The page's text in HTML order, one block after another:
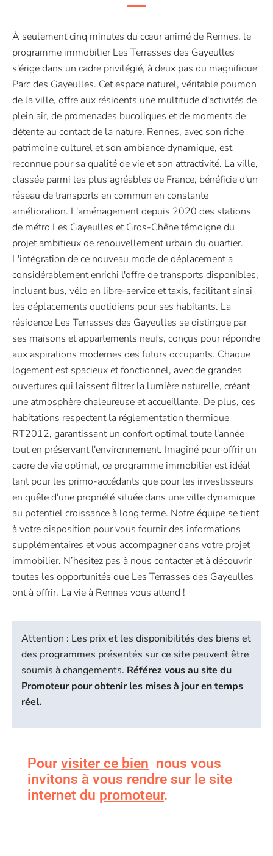
À seulement cinq minutes du cœur animé de Rennes, le
programme immobilier Les Terrasses des Gayeulles
s'érige dans un cadre privilégié, à deux pas du magnifique
Parc des Gayeulles. Cet espace naturel, véritable poumon
de la ville, offre aux résidents une multitude d'activités de
plein air, de promenades bucoliques et de moments de
détente au contact de la nature. Rennes, avec son riche
patrimoine culturel et son ambiance dynamique, est
reconnue pour sa qualité de vie et son attractivité. La ville,
classée parmi les plus agréables de France, bénéficie d'un
réseau de transports en commun en constante
amélioration. L'aménagement depuis 2020 des stations
de métro Les Gayeulles et Gros-Chêne témoigne du
projet ambitieux de renouvellement urbain du quartier.
L'intégration de ce nouveau mode de déplacement a
considérablement enrichi l'offre de transports disponibles,
incluant bus, vélo en libre-service et taxis, facilitant ainsi
les déplacements quotidiens pour ses habitants. La
résidence Les Terrasses des Gayeulles se distingue par
ses maisons et appartements neufs, conçus pour répondre
aux aspirations modernes des futurs occupants. Chaque
logement est spacieux et fonctionnel, avec de grandes
ouvertures qui laissent filtrer la lumière naturelle, créant
une atmosphère chaleureuse et accueillante. De plus, ces
habitations respectent la réglementation thermique
RT2012, garantissant un confort optimal toute l'année
tout en préservant l'environnement. Imaginé pour offrir un
cadre de vie optimal, ce programme immobilier est idéal
tant pour les primo-accédants que pour les investisseurs
en quête d'une propriété située dans une ville dynamique
au potentiel croissance à long terme. Notre équipe se tient
à votre disposition pour vous fournir des informations
supplémentaires et vous accompagner dans votre projet
immobilier. N’hésitez pas à nous contacter et à découvrir
toutes les opportunités que Les Terrasses des Gayeulles
ont à offrir. La vie à Rennes vous attend !
Attention : Les prix et les disponibilités des biens et
des programmes présentés sur ce site peuvent être
soumis à changements. Référez vous au site du
Promoteur pour obtenir les mises à jour en temps
réel.
Pour visiter ce bien nous vous
invitons à vous rendre sur le site
internet du promoteur.